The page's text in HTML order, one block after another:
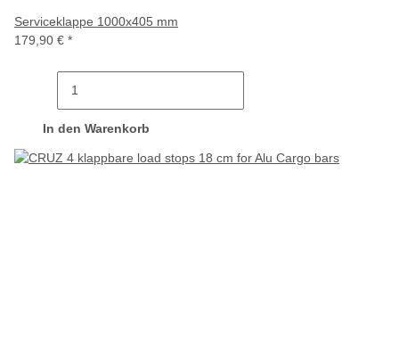
Serviceklappe 1000x405 mm
179,90 € *
In den Warenkorb